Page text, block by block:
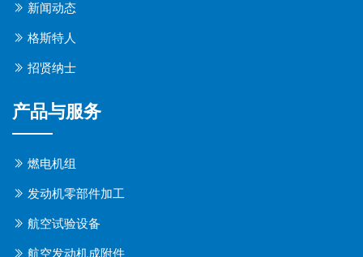
新闻动态
格斯特人
招贤纳士
产品与服务
燃电机组
发动机零部件加工
航空试验设备
航空发动机成附件